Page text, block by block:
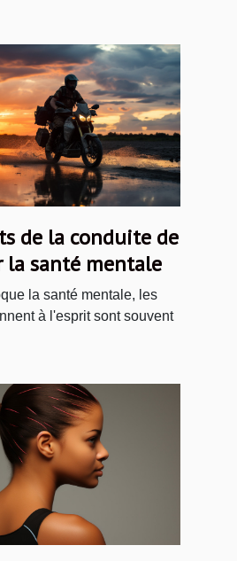
de la conduite de
la santé mentale
la santé mentale, les
à l'esprit sont souvent